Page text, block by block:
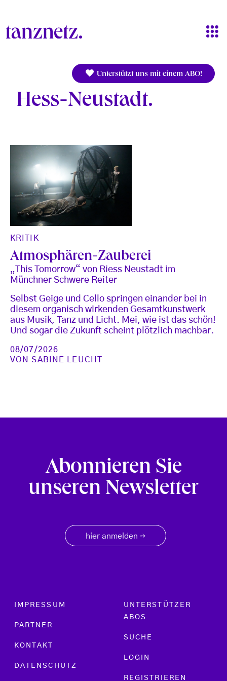
Unterstützt uns mit einem ABO!
Hess-Neustadt
KRITIK
Atmosphären-Zauberei
„This Tomorrow“ von Riess Neustadt im
Münchner Schwere Reiter
Selbst Geige und Cello springen einander bei in
diesem organisch wirkenden Gesamtkunstwerk
aus Musik, Tanz und Licht. Mei, wie ist das schön!
Und sogar die Zukunft scheint plötzlich machbar.
08/07/2026
VONSABINE LEUCHT
Abonnieren Sie
unseren Newsletter
hier anmelden →
Footer menu
IMPRESSUM
PARTNER
KONTAKT
DATENSCHUTZ
UNTERSTÜTZER
ABOS
SUCHE
LOGIN
REGISTRIEREN